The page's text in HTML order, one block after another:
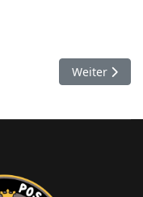
beim Nächster
Weiter